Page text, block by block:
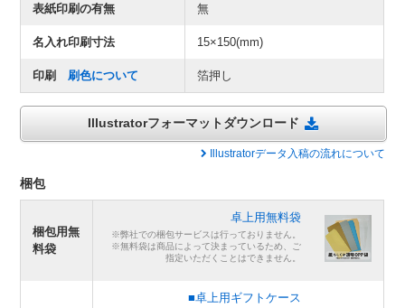
表紙印刷の有無 無
名入れ印刷寸法 15×150(mm)
印刷 刷色について 箔押し
Illustratorフォーマットダウンロード
Illustratorデータ入稿の流れについて
梱包
梱包用無
料袋
卓上用無料袋
※弊社での梱包サービスは行っておりません。
※無料袋は商品によって決まっているため、ご
指定いただくことはできません。
■卓上用ギフトケース